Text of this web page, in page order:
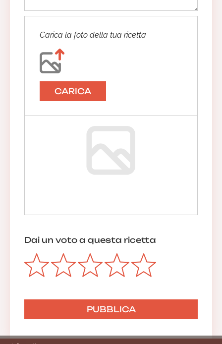
Carica la foto della tua ricetta
CARICA
Dai un voto a questa ricetta